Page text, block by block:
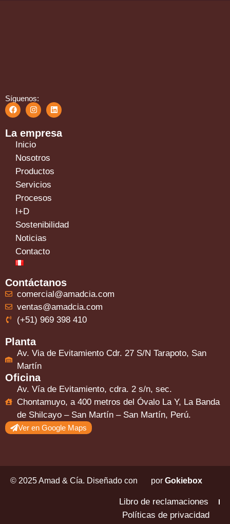
Síguenos:
La empresa
Inicio
Nosotros
Productos
Servicios
Procesos
I+D
Sostenibilidad
Noticias
Contacto
Contáctanos
comercial@amadcia.com
ventas@amadcia.com
(+51) 969 398 410
Planta
Av. Via de Evitamiento Cdr. 27 S/N Tarapoto, San
Martín
Oficina
Av. Vía de Evitamiento, cdra. 2 s/n, sec.
Chontamuyo, a 400 metros del Óvalo La Y, La Banda
de Shilcayo – San Martín – San Martín, Perú.
Ver en Google Maps
© 2025 Amad & Cía. Diseñado con porGokiebox
Libro de reclamaciones
Políticas de privacidad